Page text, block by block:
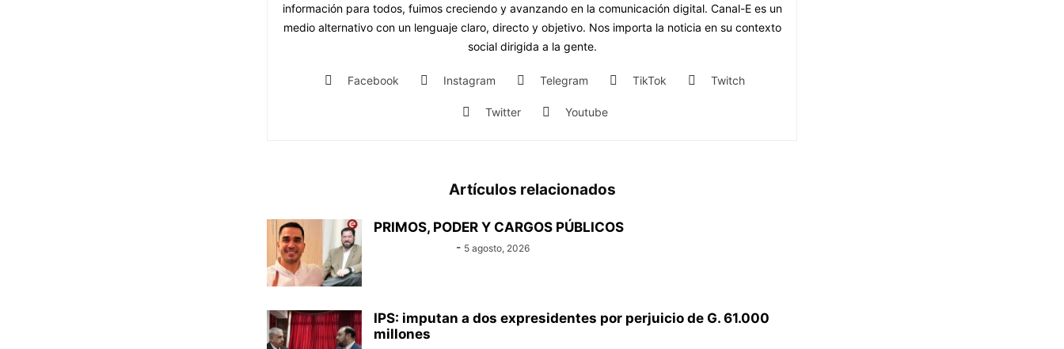
información para todos, fuimos creciendo y avanzando en la comunicación digital. Canal-E es un
medio alternativo con un lenguaje claro, directo y objetivo. Nos importa la noticia en su contexto
social dirigida a la gente.
Facebook Instagram Telegram TikTok Twitch
Twitter Youtube
Artículos relacionados
PRIMOS, PODER Y CARGOS PÚBLICOS
- 5 agosto, 2026
IPS: imputan a dos expresidentes por perjuicio de G. 61.000
millones